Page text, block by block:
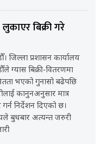
बिक्री गरे
जिल्ला प्रशासन कार्यालय
ग्यास बिक्री-वितरणमा
भएको गुनासो बढेपछि
कानुनअनुसार मात्र
गर्न निर्देशन दिएको छ।
बुधबार अत्यन्त जरुरी